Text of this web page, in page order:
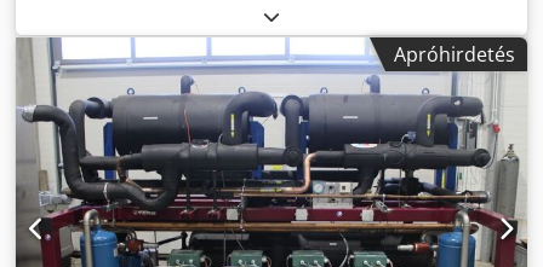
ipari hűtőegység Kompresszor állvány + Eredeti
kondenzátor Kompresszor állvány: Gyártó: Berling Bitzer
kompresszorokkal Kompresszorok Modell 3x HSK 6461-60-
40P Térfogat [m3/h] 3 x 165 R404A hűtőteljesítmény: 343
kW -5°C/40°C R404A, 280 kW -10°C/40°C R404A Évjárat:
2010 Az állványhoz Eredeti is mellékelve: - Freon vevő -
Vezérlődoboz - Guntner olajpárologtatók ----- 1x eredeti
kondenzátor:: Gyártó: Kobol (Spanyolország) Típus: CSH-
1209H AL 1C Hűtőteljesítmény: 700 kW Méretek: Hosszúság:
900 cm, Szélesség: 230 cm, Magasság: 150 cm Súly: 2309
Apróhirdetés